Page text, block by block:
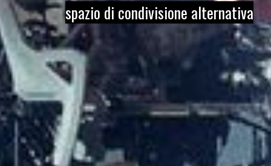
spazio di condivisione alternativa